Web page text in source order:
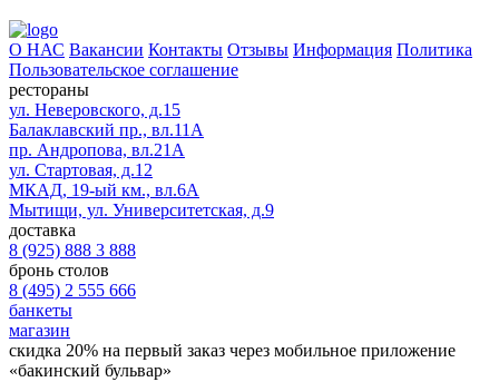
О НАС Вакансии Контакты Отзывы Информация Политика
Пользовательское соглашение
рестораны
ул. Неверовского, д.15
Балаклавский пр., вл.11А
пр. Андропова, вл.21А
ул. Стартовая, д.12
МКАД, 19-ый км., вл.6А
Мытищи, ул. Университетская, д.9
доставка
8 (925) 888 3 888
бронь столов
8 (495) 2 555 666
банкеты
магазин
скидка 20% на первый заказ через мобильное приложение
«бакинский бульвар»